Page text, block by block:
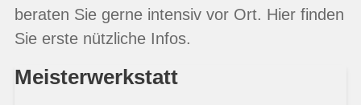
beraten Sie gerne intensiv vor Ort. Hier finden
Sie erste nützliche Infos.
Meisterwerkstatt